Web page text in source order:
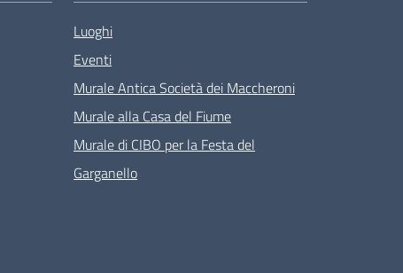
Luoghi
Eventi
Murale Antica Società dei Maccheroni
Murale alla Casa del Fiume
Murale di CIBO per la Festa del
Garganello